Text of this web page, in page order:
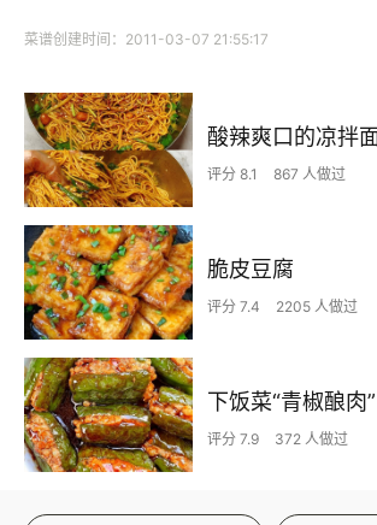
菜谱创建时间：2011-03-07 21:55:17
评分 8.1 867 人做过
脆皮豆腐
评分 7.4 2205 人做过
评分 7.9 372 人做过